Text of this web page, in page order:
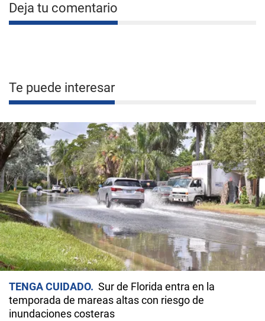
Deja tu comentario
Te puede interesar
TENGA CUIDADO
Sur de Florida entra en la
temporada de mareas altas con riesgo de
inundaciones costeras